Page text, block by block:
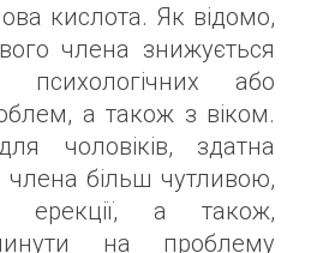
кислота. Як відомо,
члена знижується
або
а також з віком.
чоловіків, здатна
члена більш чутливою,
ерекції, а також,
на проблему